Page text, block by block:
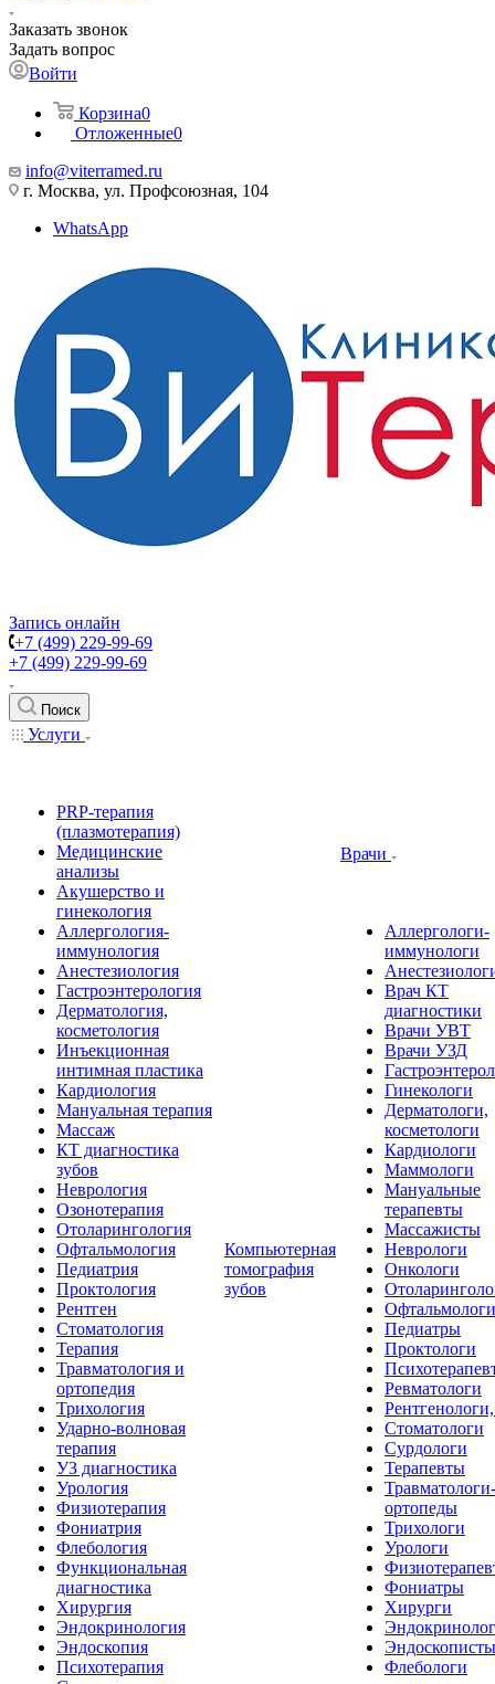
Заказать звонок
Задать вопрос
Войти
Корзина0
Отложенные0
info@viterramed.ru
г. Москва, ул. Профсоюзная, 104
WhatsApp
Запись онлайн
+7 (499) 229-99-69
+7 (499) 229-99-69
Поиск
Услуги
PRP-терапия
(плазмотерапия)
Медицинские
анализы
Акушерство и
гинекология
Аллергология-
иммунология
Анестезиология
Гастроэнтерология
Дерматология,
косметология
Инъекционная
интимная пластика
Кардиология
Мануальная терапия
Массаж
КТ диагностика
зубов
Неврология
Озонотерапия
Отоларингология
Офтальмология
Педиатрия
Проктология
Рентген
Стоматология
Терапия
Травматология и
ортопедия
Трихология
Ударно-волновая
терапия
УЗ диагностика
Урология
Физиотерапия
Фониатрия
Флебология
Функциональная
диагностика
Хирургия
Эндокринология
Эндоскопия
Психотерапия
Компьютерная
томография
зубов
Врачи
Аллергологи-
иммунологи
Врач КТ
диагностики
Врачи УВТ
Врачи УЗД
Гинекологи
Дерматологи,
косметологи
Кардиологи
Маммологи
Мануальные
терапевты
Массажисты
Неврологи
Онкологи
Офтальмологи
Педиатры
Проктологи
Ревматологи
Стоматологи
Сурдологи
Терапевты
Травматологи-
ортопеды
Трихологи
Урологи
Фониатры
Хирурги
Эндоскописты
Флебологи